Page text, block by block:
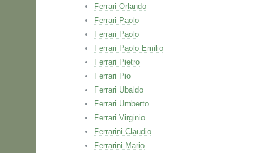
Ferrari Orlando
Ferrari Paolo
Ferrari Paolo
Ferrari Paolo Emilio
Ferrari Pietro
Ferrari Pio
Ferrari Ubaldo
Ferrari Umberto
Ferrari Virginio
Ferrarini Claudio
Ferrarini Mario